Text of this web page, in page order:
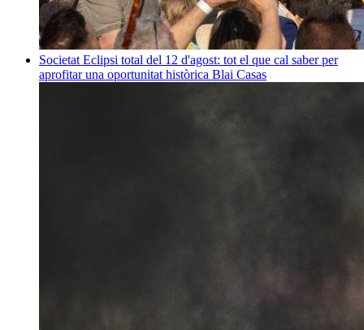
Societat Eclipsi total del 12 d'agost: tot el que cal saber per
aprofitar una oportunitat històrica Blai Casas